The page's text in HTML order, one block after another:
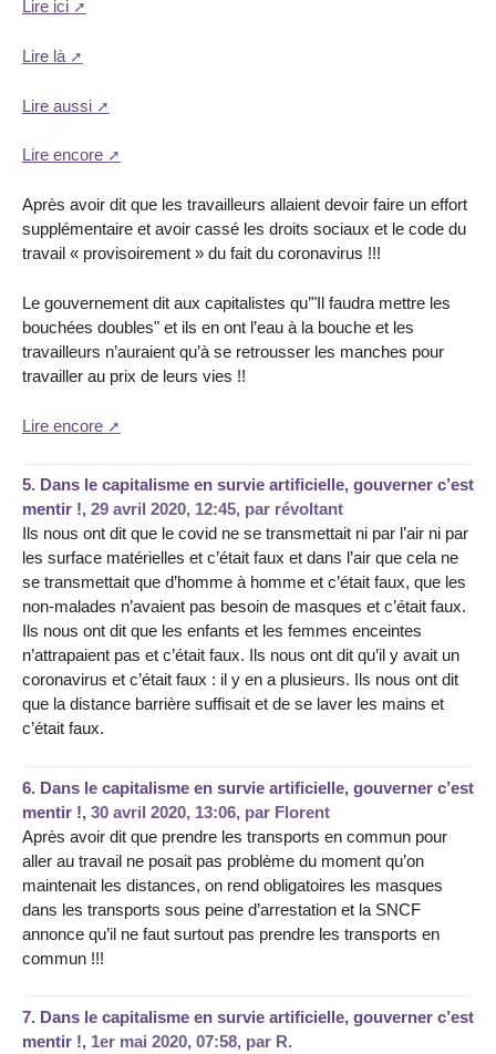
Lire ici
Lire là
Lire aussi
Lire encore
Après avoir dit que les travailleurs allaient devoir faire un effort
supplémentaire et avoir cassé les droits sociaux et le code du
travail « provisoirement » du fait du coronavirus !!!
Le gouvernement dit aux capitalistes qu’"Il faudra mettre les
bouchées doubles" et ils en ont l’eau à la bouche et les
travailleurs n’auraient qu’à se retrousser les manches pour
travailler au prix de leurs vies !!
Lire encore
5. Dans le capitalisme en survie artificielle, gouverner c’est
mentir !, 29 avril 2020, 12:45, par révoltant
Ils nous ont dit que le covid ne se transmettait ni par l’air ni par
les surface matérielles et c’était faux et dans l’air que cela ne
se transmettait que d’homme à homme et c’était faux, que les
non-malades n’avaient pas besoin de masques et c’était faux.
Ils nous ont dit que les enfants et les femmes enceintes
n’attrapaient pas et c’était faux. Ils nous ont dit qu’il y avait un
coronavirus et c’était faux : il y en a plusieurs. Ils nous ont dit
que la distance barrière suffisait et de se laver les mains et
c’était faux.
6. Dans le capitalisme en survie artificielle, gouverner c’est
mentir !, 30 avril 2020, 13:06, par Florent
Après avoir dit que prendre les transports en commun pour
aller au travail ne posait pas problème du moment qu’on
maintenait les distances, on rend obligatoires les masques
dans les transports sous peine d’arrestation et la SNCF
annonce qu’il ne faut surtout pas prendre les transports en
commun !!!
7. Dans le capitalisme en survie artificielle, gouverner c’est
mentir !, 1er mai 2020, 07:58, par R.